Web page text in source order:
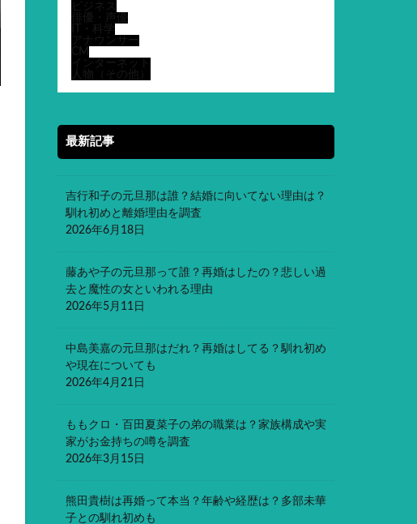
ビジネス
俳優・声優
IT・科学
アナウンサー
CM
インターネット
人物（その他）
最新記事
吉行和子の元旦那は誰？結婚に向いてない理由は？
馴れ初めと離婚理由を調査
2026年6月18日
藤あや子の元旦那って誰？再婚はしたの？悲しい過
去と魔性の女といわれる理由
2026年5月11日
中島美嘉の元旦那はだれ？再婚はしてる？馴れ初め
や現在についても
2026年4月21日
ももクロ・百田夏菜子の弟の職業は？家族構成や実
家がお金持ちの噂を調査
2026年3月15日
熊田貴樹は再婚って本当？年齢や経歴は？多部未華
子との馴れ初めも